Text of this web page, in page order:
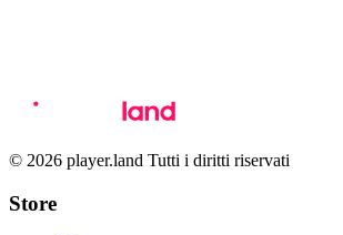
© 2026 player.land Tutti i diritti riservati
Store